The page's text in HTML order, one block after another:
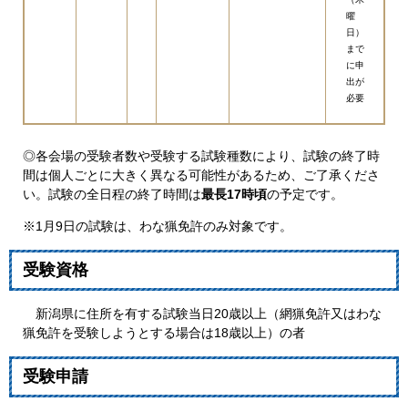
曜
日）
まで
に申
出が
必要
◎各会場の受験者数や受験する試験種数により、試験の終了時
間は個人ごとに大きく異なる可能性があるため、ご了承くださ
い。試験の全日程の終了時間は最長17時頃の予定です。
※1月9日の試験は、わな猟免許のみ対象です。
受験資格
新潟県に住所を有する試験当日20歳以上（網猟免許又はわな
猟免許を受験しようとする場合は18歳以上）の者
受験申請